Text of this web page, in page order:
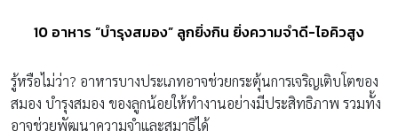
10 อาหาร “บำรุงสมอง” ลูกยิ่งกิน ยิ่งความจำดี-ไอคิวสูง
รู้หรือไม่ว่า? อาหารบางประเภทอาจช่วยกระตุ้นการเจริญเติบโตของ
สมอง บำรุงสมอง ของลูกน้อยให้ทำงานอย่างมีประสิทธิภาพ รวมทั้ง
อาจช่วยพัฒนาความจำและสมาธิได้